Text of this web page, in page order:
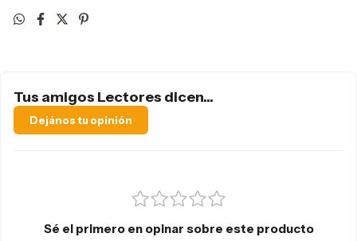
Tus amigos Lectores dicen...
Dejános tu opinión
Sé el primero en opinar sobre este producto